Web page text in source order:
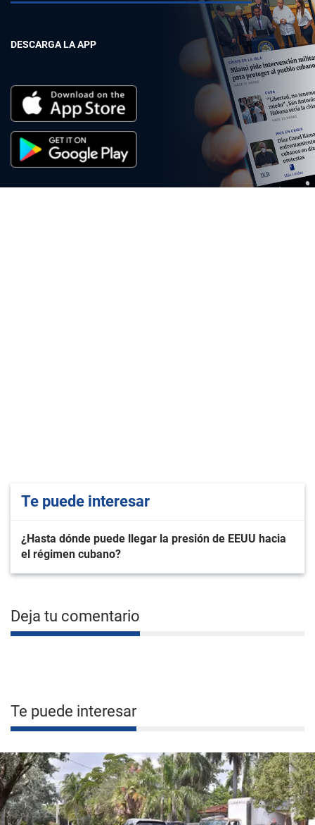
DESCARGA LA APP
Te puede interesar
¿Hasta dónde puede llegar la presión de EEUU hacia
el régimen cubano?
Deja tu comentario
Te puede interesar